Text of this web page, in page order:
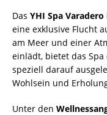
Das YHI Spa Varadero
eine exklusive Flucht
am Meer und einer
einlädt, bietet das
speziell darauf
Wohlsein und
Unter den